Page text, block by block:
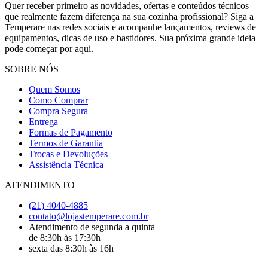
Quer receber primeiro as novidades, ofertas e conteúdos técnicos
que realmente fazem diferença na sua cozinha profissional? Siga a
Temperare nas redes sociais e acompanhe lançamentos, reviews de
equipamentos, dicas de uso e bastidores. Sua próxima grande ideia
pode começar por aqui.
SOBRE NÓS
Quem Somos
Como Comprar
Compra Segura
Entrega
Formas de Pagamento
Termos de Garantia
Trocas e Devoluções
Assistência Técnica
ATENDIMENTO
(21) 4040-4885
contato@lojastemperare.com.br
Atendimento de segunda a quinta
de 8:30h às 17:30h
sexta das 8:30h às 16h